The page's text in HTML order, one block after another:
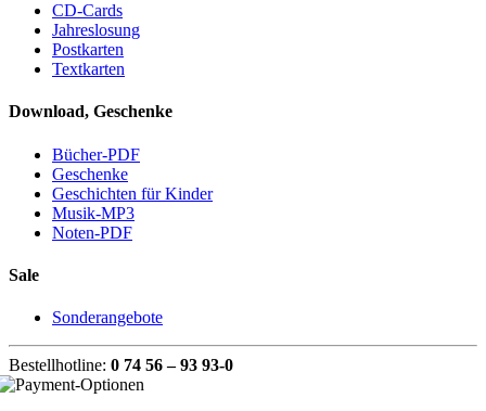
CD-Cards
Jahreslosung
Postkarten
Textkarten
Download, Geschenke
Bücher-PDF
Geschenke
Geschichten für Kinder
Musik-MP3
Noten-PDF
Sale
Sonderangebote
Bestellhotline: 0 74 56 – 93 93-0